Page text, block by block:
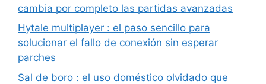
cambia por completo las partidas avanzadas
Hytale multiplayer : el paso sencillo para
solucionar el fallo de conexión sin esperar
parches
Sal de boro : el uso doméstico olvidado que